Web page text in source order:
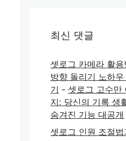
최신 댓글
셋로그 카메라 활
방향 돌리기 노하
기 - 셋로그 고수만
지: 당신의 기록 생
숨겨진 기능 대공개
셋로그 인원 조절